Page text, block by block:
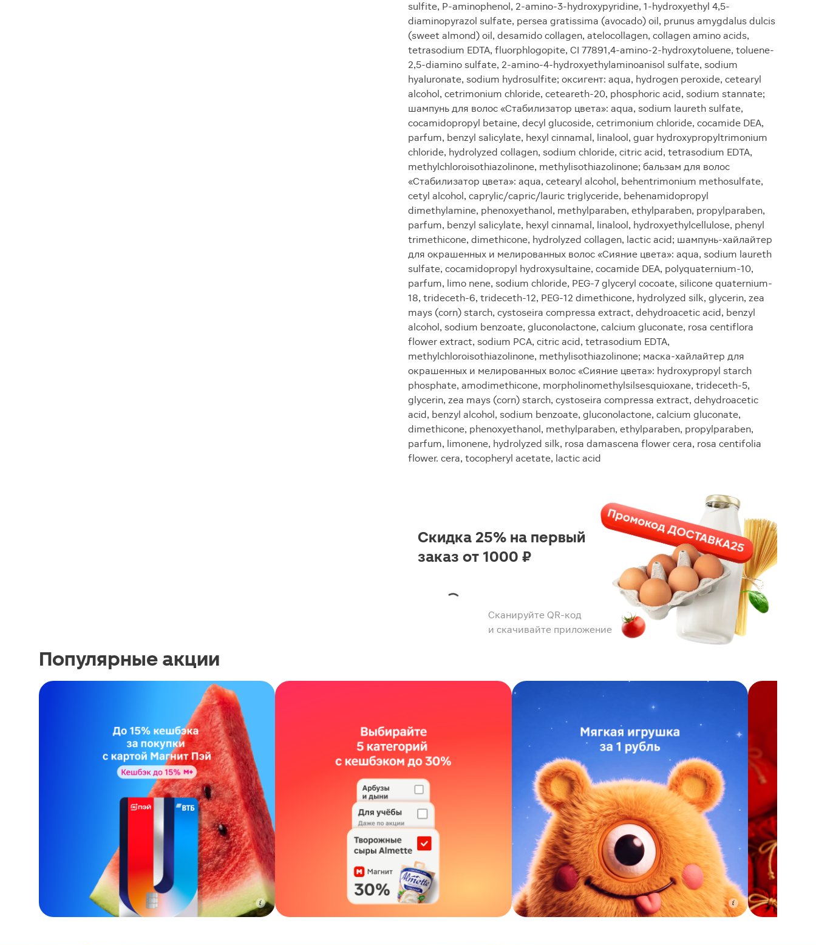
sulfite, P-aminophenol, 2-amino-3-hydroxypyridine, 1-hydroxyethyl 4,5-
diaminopyrazol sulfate, persea gratissima (avocado) oil, prunus amygdalus dulcis
(sweet almond) oil, desamido collagen, atelocollagen, collagen amino acids,
tetrasodium EDTA, fluorphlogopite, CI 77891,4-amino-2-hydroxytoluene, toluene-
2,5-diamino sulfate, 2-amino-4-hydroxyethylaminoanisol sulfate, sodium
hyaluronate, sodium hydrosulfite; оксигент: aqua, hydrogen peroxide, cetearyl
alcohol, cetrimonium chloride, ceteareth-20, phosphoric acid, sodium stannate;
шампунь для волос «Стабилизатор цвета»: aqua, sodium laureth sulfate,
cocamidopropyl betaine, decyl glucoside, cetrimonium chloride, cocamide DEA,
parfum, benzyl salicylate, hexyl cinnamal, linalool, guar hydroxypropyltrimonium
chloride, hydrolyzed collagen, sodium chloride, citric acid, tetrasodium EDTA,
methylchloroisothiazolinone, methylisothiazolinone; бальзам для волос
«Стабилизатор цвета»: aqua, cetearyl alcohol, behentrimonium methosulfate,
cetyl alcohol, caprylic/capric/lauric triglyceride, behenamidopropyl
dimethylamine, phenoxyethanol, methylparaben, ethylparaben, propylparaben,
parfum, benzyl salicylate, hexyl cinnamal, linalool, hydroxyethylcellulose, phenyl
trimethicone, dimethicone, hydrolyzed collagen, lactic acid; шампунь-хайлайтер
для окрашенных и мелированных волос «Сияние цвета»: aqua, sodium laureth
sulfate, cocamidopropyl hydroxysultaine, cocamide DEA, polyquaternium-10,
pаrfum, limo nene, sodium chloride, PEG-7 glyceryl cocoate, silicone quaternium-
18, trideceth-6, trideceth-12, PEG-12 dimethicone, hydrolyzed silk, glycerin, zea
mays (corn) starch, cystoseira compressa extract, dehydroacetic acid, benzyl
alcohol, sodium benzoate, gluconolactone, calcium gluconate, rosa centiflora
flower extract, sodium PCA, citric acid, tetrasodium EDTA,
methylchloroisothiazolinone, methylisothiazolinone; маска-хайлайтер для
окрашенных и мелированных волос «Сияние цвета»: hydroxypropyl starch
phosphate, amodimethicone, morpholinomethylsilsesquioxane, trideceth-5,
glycerin, zea mays (corn) starch, cystoseira compressa extract, dehydroacetic
acid, benzyl alcohol, sodium benzoate, gluconolactone, calcium gluconate,
dimethicone, phenoxyethanol, methylparaben, ethylparaben, propylparaben,
parfum, limonene, hydrolyzed silk, rosa damascena flower cera, rosa centifolia
flower. cera, tocopheryl acetate, lactic acid
Сканируйте QR-код
и скачивайте приложение
Скидка 25% на первый
заказ от 1000 ₽
Популярные акции